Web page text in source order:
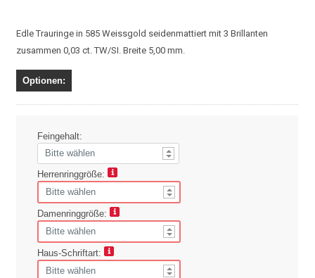
Edle Trauringe in 585 Weissgold seidenmattiert mit 3 Brillanten
zusammen 0,03 ct. TW/SI. Breite 5,00 mm.
Optionen:
Feingehalt:
Herrenringgröße:
Damenringgröße:
Haus-Schriftart: